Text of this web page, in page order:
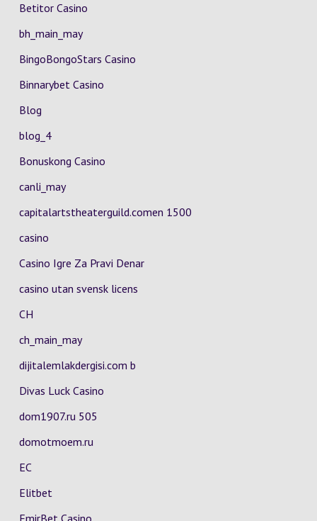
Betitor Casino
bh_main_may
BingoBongoStars Casino
Binnarybet Casino
Blog
blog_4
Bonuskong Casino
canli_may
capitalartstheaterguild.comen 1500
casino
Casino Igre Za Pravi Denar
casino utan svensk licens
CH
ch_main_may
dijitalemlakdergisi.com b
Divas Luck Casino
dom1907.ru 505
domotmoem.ru
EC
Elitbet
EmirBet Casino